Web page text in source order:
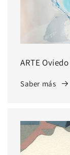
ARTE
Saber más